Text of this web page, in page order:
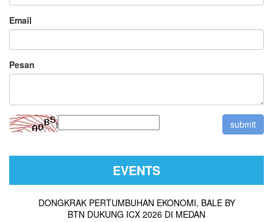
Email
Pesan
EVENTS
DONGKRAK PERTUMBUHAN EKONOMI, BALE BY
BTN DUKUNG ICX 2026 DI MEDAN